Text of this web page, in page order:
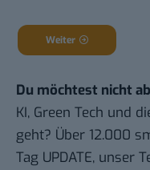
Weiter
Du möchtest nicht
KI, Green Tech und
geht? Über 12.000
Tag UPDATE, unser